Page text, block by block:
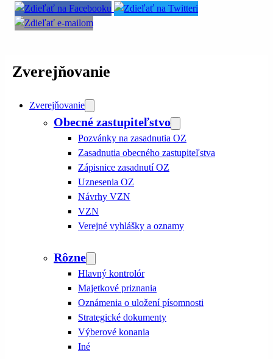
Zverejňovanie
Zverejňovanie
Obecné zastupiteľstvo
Pozvánky na zasadnutia OZ
Zasadnutia obecného zastupiteľstva
Zápisnice zasadnutí OZ
Uznesenia OZ
Návrhy VZN
VZN
Verejné vyhlášky a oznamy
Rôzne
Hlavný kontrolór
Majetkové priznania
Oznámenia o uložení písomnosti
Strategické dokumenty
Výberové konania
Iné